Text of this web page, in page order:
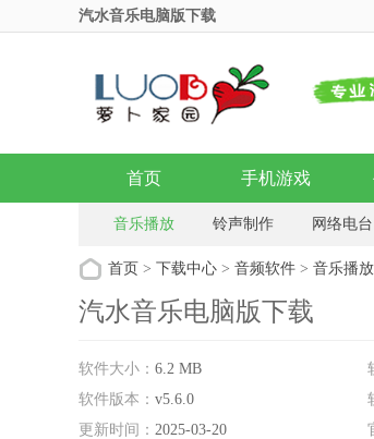
汽水音乐电脑版下载
首页 手机游戏
音乐播放 铃声制作 网络电台
首页 > 下载中心 > 音频软件 > 音乐播放
汽水音乐电脑版下载
软件大小： 6.2 MB
软件版本： v5.6.0
更新时间： 2025-03-20